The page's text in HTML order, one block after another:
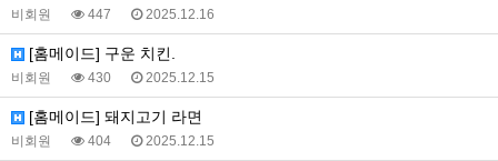
비회원 447 2025.12.16
[홈메이드] 구운 치킨.
비회원 430 2025.12.15
[홈메이드] 돼지고기 라면
비회원 404 2025.12.15